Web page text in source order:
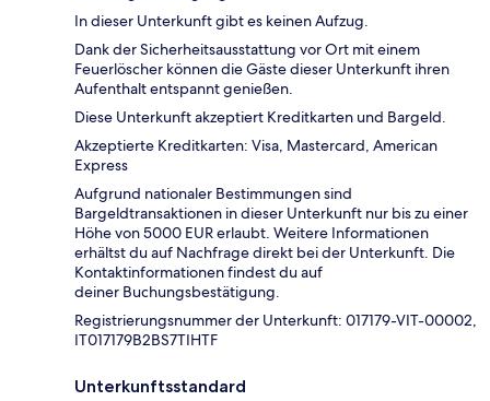
In dieser Unterkunft gibt es keinen Aufzug.
Dank der Sicherheitsausstattung vor Ort mit einem
Feuerlöscher können die Gäste dieser Unterkunft ihren
Aufenthalt entspannt genießen.
Diese Unterkunft akzeptiert Kreditkarten und Bargeld.
Akzeptierte Kreditkarten: Visa, Mastercard, American
Express
Aufgrund nationaler Bestimmungen sind
Bargeldtransaktionen in dieser Unterkunft nur bis zu einer
Höhe von 5000 EUR erlaubt. Weitere Informationen
erhältst du auf Nachfrage direkt bei der Unterkunft. Die
Kontaktinformationen findest du auf
deiner Buchungsbestätigung.
Registrierungsnummer der Unterkunft: 017179-VIT-00002,
IT017179B2BS7TIHTF
Unterkunftsstandard